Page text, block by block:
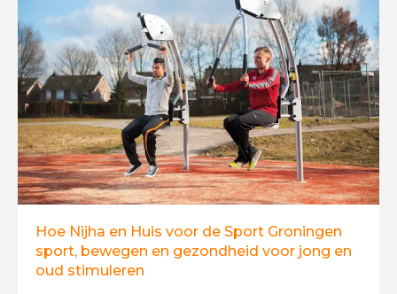
Hoe Nijha en Huis voor de Sport Groningen
sport, bewegen en gezondheid voor jong en
oud stimuleren